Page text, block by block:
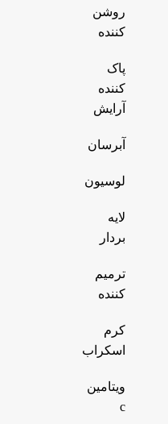
روشن
کننده
پاک
کننده
آرایش
آبرسان
لوسیون
لایه
بردار
ترمیم
کننده
کرم
اسکراب
ویتامین
c